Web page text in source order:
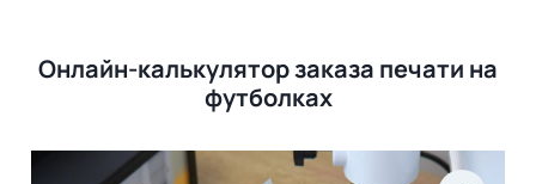
Онлайн-калькулятор заказа печати на
футболках